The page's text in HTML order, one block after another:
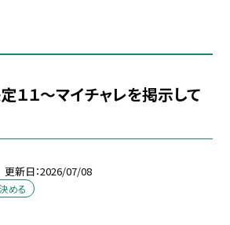
１１～マイチャレを掲示して
更新日 2026/07/08
める